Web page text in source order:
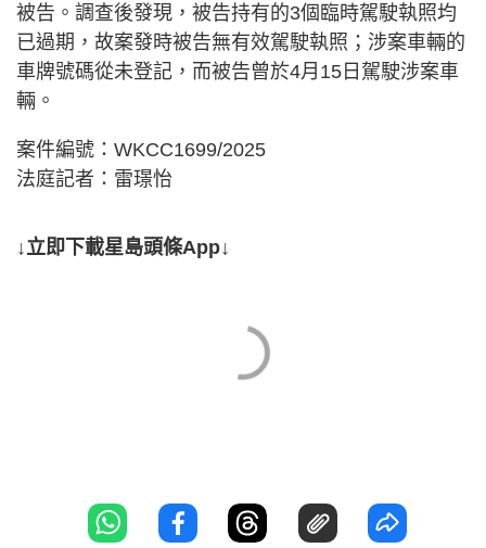
被告。調查後發現，被告持有的3個臨時駕駛執照均
已過期，故案發時被告無有效駕駛執照；涉案車輛的
車牌號碼從未登記，而被告曾於4月15日駕駛涉案車
輛。
案件編號：WKCC1699/2025
法庭記者：雷璟怡
↓立即下載星島頭條App↓